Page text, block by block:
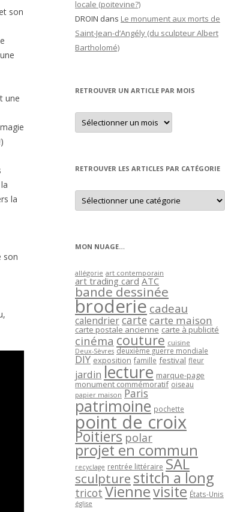
son
une
la
son
locale (poitevine?)
DROIN dans Le monument aux morts de
Saint-Jean-d’Angély (du sculpteur Albert
Bartholomé)
RETROUVER UN ARTICLE PAR MOIS
Retrouver
un
article
RETROUVER LES ARTICLES PAR CATÉGORIE
Retrouver
les
articles
MON NUAGE…
allégorie art contemporain
art trading card ATC
bande dessinée
broderie cadeau
calendriercartecarte maison
carte postale ancienne carte à publicité
cinéma couture cuisine
Deux-Sèvres deuxième guerre mondiale
DIY exposition famille festival fleur
jardin lecture marque-page
monument commémoratif oiseau
papier maison Paris
patrimoine pochette
point de croix
Poitiers polar
projet en commun
recyclage rentrée littéraire SAL
sculpture stitch a long
tricot Viennevisite États-Unis
église